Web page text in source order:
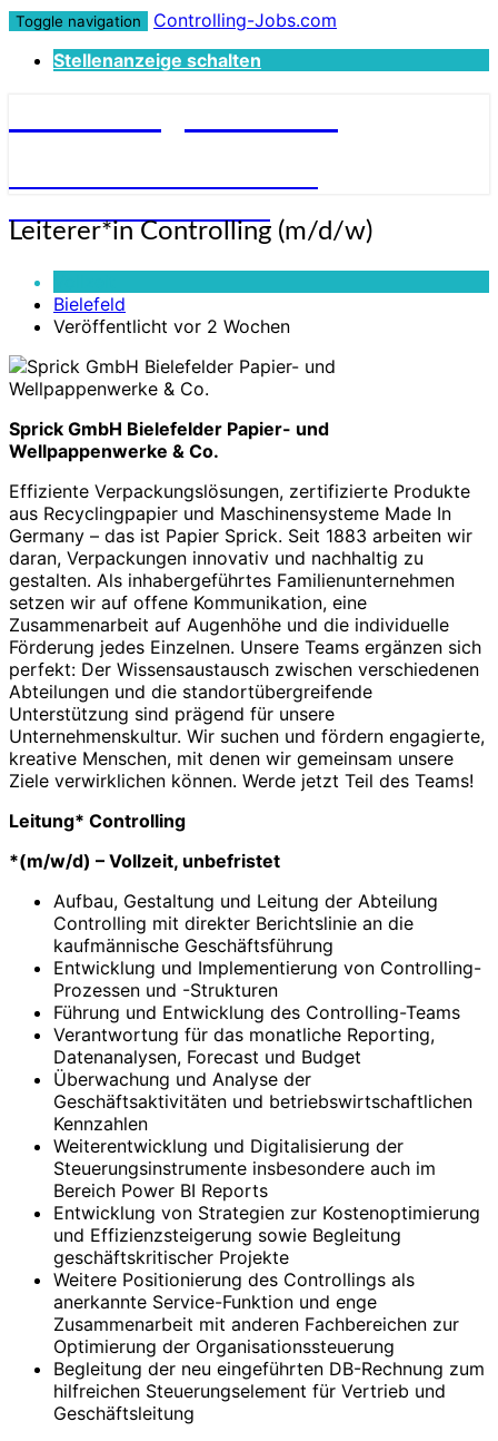
Toggle navigation
Controlling-Jobs.com
Stellenanzeige schalten
Leiterer*in
(m/d/w)
Leiterer*in Controlling (m/d/w)
Bielefeld
Veröffentlicht vor 2 Wochen
Sprick GmbH Bielefelder Papier- und
Wellpappenwerke & Co.
Effiziente Verpackungslösungen, zertifizierte Produkte
aus Recyclingpapier und Maschinensysteme Made In
Germany – das ist Papier Sprick. Seit 1883 arbeiten wir
daran, Verpackungen innovativ und nachhaltig zu
gestalten. Als inhabergeführtes Familienunternehmen
setzen wir auf offene Kommunikation, eine
Zusammenarbeit auf Augenhöhe und die individuelle
Förderung jedes Einzelnen. Unsere Teams ergänzen sich
perfekt: Der Wissensaustausch zwischen verschiedenen
Abteilungen und die standortübergreifende
Unterstützung sind prägend für unsere
Unternehmenskultur. Wir suchen und fördern engagierte,
kreative Menschen, mit denen wir gemeinsam unsere
Ziele verwirklichen können. Werde jetzt Teil des Teams!
Leitung* Controlling
*(m/w/d) – Vollzeit, unbefristet
Aufbau, Gestaltung und Leitung der Abteilung
Controlling mit direkter Berichtslinie an die
kaufmännische Geschäftsführung
Entwicklung und Implementierung von Controlling-
Prozessen und -Strukturen
Führung und Entwicklung des Controlling-Teams
Verantwortung für das monatliche Reporting,
Datenanalysen, Forecast und Budget
Überwachung und Analyse der
Geschäftsaktivitäten und betriebswirtschaftlichen
Kennzahlen
Weiterentwicklung und Digitalisierung der
Steuerungsinstrumente insbesondere auch im
Bereich Power BI Reports
Entwicklung von Strategien zur Kostenoptimierung
und Effizienzsteigerung sowie Begleitung
geschäftskritischer Projekte
Weitere Positionierung des Controllings als
anerkannte Service-Funktion und enge
Zusammenarbeit mit anderen Fachbereichen zur
Optimierung der Organisationssteuerung
Begleitung der neu eingeführten DB-Rechnung zum
hilfreichen Steuerungselement für Vertrieb und
Geschäftsleitung